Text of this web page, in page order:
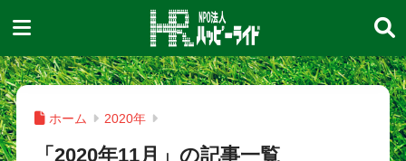
ホーム 2020年
「2020年11月」の記事一覧